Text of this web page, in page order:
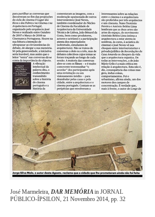
José Marmeleira, DAR MEMÓRIA in JORNAL
PÚBLICO-ÍPSILON, 21 Novembro 2014, pp. 32